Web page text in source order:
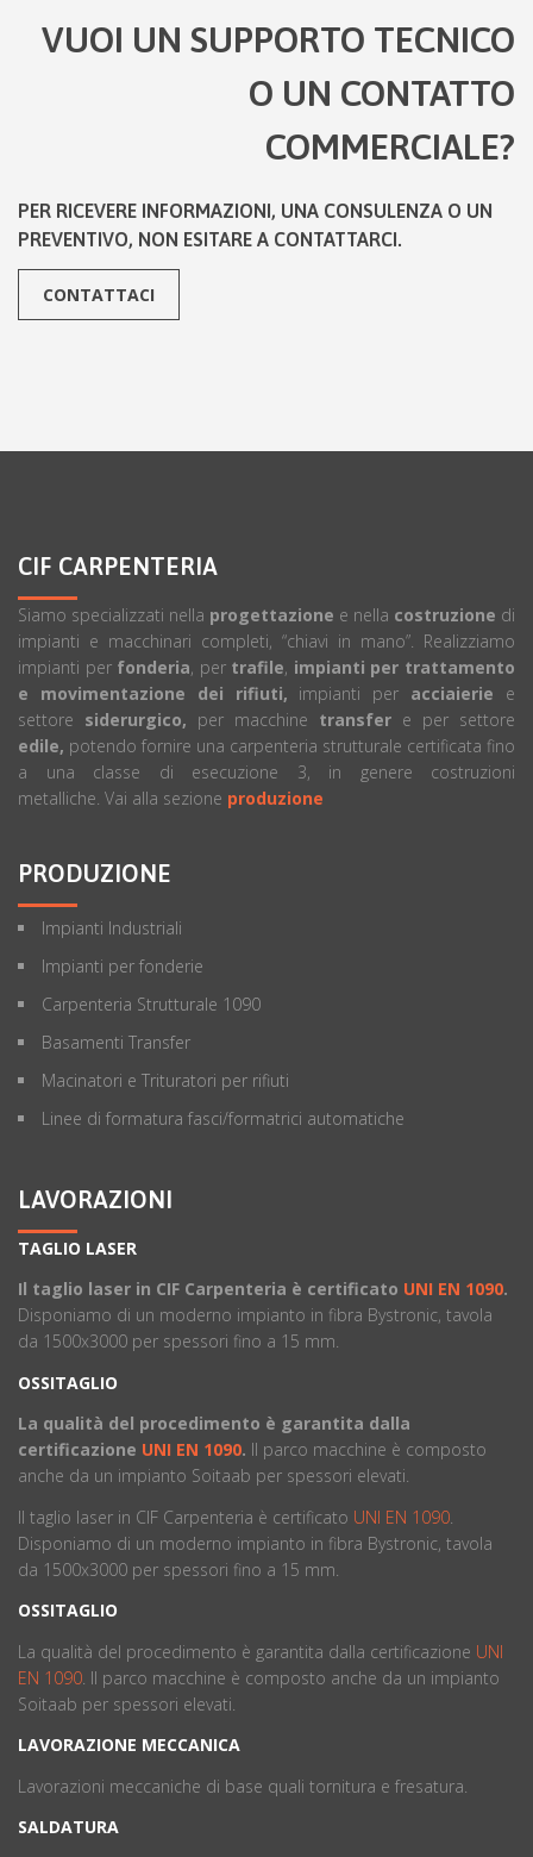
VUOI UN SUPPORTO TECNICO
O UN CONTATTO
COMMERCIALE?
PER RICEVERE INFORMAZIONI, UNA CONSULENZA O UN
PREVENTIVO, NON ESITARE A CONTATTARCI.
CONTATTACI
CIF CARPENTERIA
Siamo specializzati nella progettazione e nella costruzione di
impianti e macchinari completi, “chiavi in mano”. Realizziamo
impianti per fonderia, per trafile, impianti per trattamento
e movimentazione dei rifiuti, impianti per acciaierie e
settore siderurgico, per macchine transfer e per settore
edile, potendo fornire una carpenteria strutturale certificata fino
a una classe di esecuzione 3, in genere costruzioni
metalliche. Vai alla sezione produzione
PRODUZIONE
Impianti Industriali
Impianti per fonderie
Carpenteria Strutturale 1090
Basamenti Transfer
Macinatori e Trituratori per rifiuti
Linee di formatura fasci/formatrici automatiche
LAVORAZIONI
TAGLIO LASER
Il taglio laser in CIF Carpenteria è certificato UNI EN 1090.
Disponiamo di un moderno impianto in fibra Bystronic, tavola
da 1500x3000 per spessori fino a 15 mm.
OSSITAGLIO
La qualità del procedimento è garantita dalla
certificazione UNI EN 1090. ll parco macchine è composto
anche da un impianto Soitaab per spessori elevati.
Il taglio laser in CIF Carpenteria è certificato UNI EN 1090
Disponiamo di un moderno impianto in fibra Bystronic, tavola
da 1500x3000 per spessori fino a 15 mm.
OSSITAGLIO
La qualità del procedimento è garantita dalla certificazione UNI
EN 1090 . ll parco macchine è composto anche da un impianto
Soitaab per spessori elevati.
LAVORAZIONE MECCANICA
Lavorazioni meccaniche di base quali tornitura e fresatura.
SALDATURA